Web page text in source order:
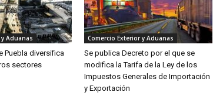
Aduanas
Puebla diversifica
sectores
Comercio Exterior y Aduanas
Se publica Decreto por el que se
modifica la Tarifa de la Ley de los
Impuestos Generales de Importación
y Exportación